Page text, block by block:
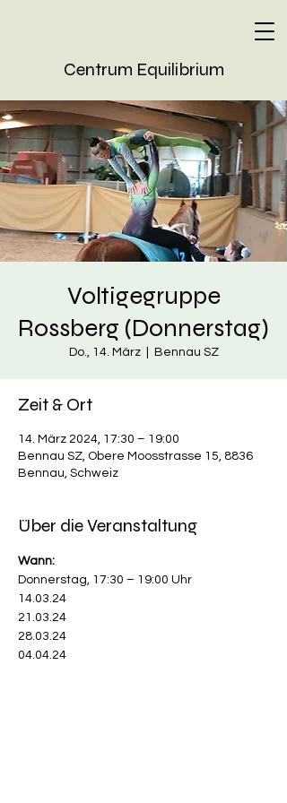
Centrum Equilibrium
Voltigegruppe
Rossberg (Donnerstag)
Do., 14. März
  |
Bennau SZ
Zeit & Ort
14. März 2024, 17:30 – 19:00
Bennau SZ, Obere Moosstrasse 15, 8836
Bennau, Schweiz
Über die Veranstaltung
Wann:
Donnerstag, 17:30 – 19:00 Uhr
14.03.24
21.03.24
28.03.24
04.04.24